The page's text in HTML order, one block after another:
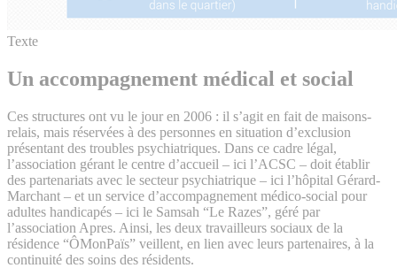
Texte
Un accompagnement médical et social
Ces structures ont vu le jour en 2006 : il s’agit en fait de maisons-
relais, mais réservées à des personnes en situation d’exclusion
présentant des troubles psychiatriques. Dans ce cadre légal,
l’association gérant le centre d’accueil – ici l’ACSC – doit établir
des partenariats avec le secteur psychiatrique – ici l’hôpital Gérard-
Marchant – et un service d’accompagnement médico-social pour
adultes handicapés – ici le Samsah “Le Razes”, géré par
l’association Apres. Ainsi, les deux travailleurs sociaux de la
résidence “ÔMonPaïs” veillent, en lien avec leurs partenaires, à la
continuité des soins des résidents.